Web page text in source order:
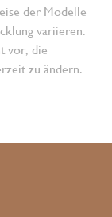
der Modelle
variieren.
vor, die
zu ändern.